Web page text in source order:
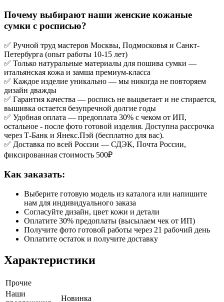
Почему выбирают наши женские кожаные
сумки с росписью?
✅ Ручной труд мастеров Москвы, Подмосковья и Санкт-
Петербурга (опыт работы 10-15 лет)
✅ Только натуральные материалы для пошива сумки —
итальянская кожа и замша премиум-класса
✅ Каждое изделие уникально — мы никогда не повторяем
дизайн дважды
✅ Гарантия качества — роспись не выцветает и не стирается,
вышивка остается безупречной долгие годы
✅ Удобная оплата — предоплата 30% с чеком от ИП,
остальное - после фото готовой изделия. Доступна рассрочка
через Т-Банк и Янекс.Пэй (бесплатно для вас).
✅ Доставка по всей России — СДЭК, Почта России,
фиксированная стоимость 500₽
Как заказать:
Выберите готовую модель из каталога или напишите
нам для индивидуального заказа
Согласуйте дизайн, цвет кожи и детали
Оплатите 30% предоплаты (высылаем чек от ИП)
Получите фото готовой работы через 21 рабочий день
Оплатите остаток и получите доставку
Характеристики
Прочие
Наши
Новинка